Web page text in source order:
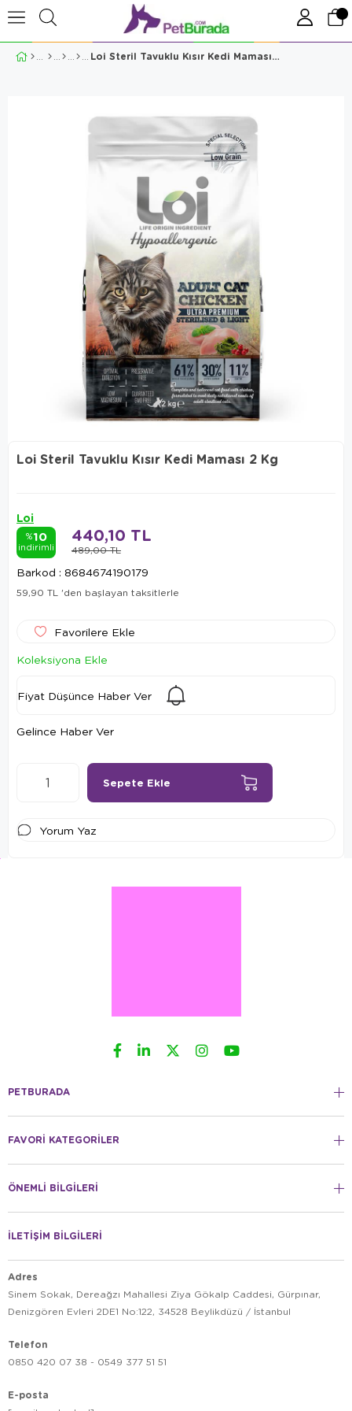
Loi Steril Tavuklu Kısır Kedi Maması 2 Kg
Loi Steril Tavuklu Kısır Kedi Maması 2 Kg
Loi
%10
indirimli 489,00 TL
440,10 TL
Barkod : 8684674190179
59,90 TL 'den başlayan taksitlerle
Favorilere Ekle
Koleksiyona Ekle
Fiyat Düşünce Haber Ver
Gelince Haber Ver
Yorum Yaz
PETBURADA
FAVORİ KATEGORİLER
ÖNEMLİ BİLGİLERİ
İLETİŞİM BİLGİLERİ
Adres
Sinem Sokak, Dereağzı Mahallesi Ziya Gökalp Caddesi, Gürpınar,
Denizgören Evleri 2DE1 No:122, 34528 Beylikdüzü / İstanbul
Telefon
0850 420 07 38 - 0549 377 51 51
E-posta